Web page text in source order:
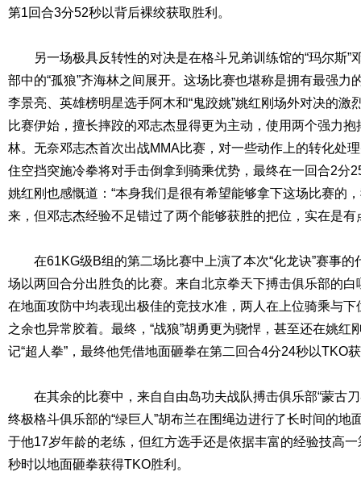
第1回合3分52秒以背后裸绞获取胜利。
另一场极具反转性的对决是在格斗兄弟训练馆的“玛尔斯”
部中的“孤狼”齐海林之间展开。这场比赛也堪称是拥有最强力
李景亮、英雄榜明星选手阿木和“鬼跤姚”姚红刚场外对决的激
比赛伊始，擅长摔跤的邓志杰显得更为主动，使用两个强力
林。无奈邓志杰首次出战MMA比赛，对一些动作上的转化处
住空挡突施冷拳将对手击倒拿到骑乘优势，最终在一回合2分
姚红刚也感慨道：“本身我们是很有希望能够拿下这场比赛的
来，但邓志杰经验不足错过了两个能够获胜的把位，实在是有
在61KG级B组的第二场比赛中上演了本次“化龙诀”赛事的
场以两回合分出胜负的比赛。来自北京拳天下搏击俱乐部的
在地面攻防中均表现出极佳的竞技水准，两人在上位骑乘与
之余也异常胶着。最终，“战狼”胡勇更为骁悍，甚至还在姚红
记“超人拳”，最终他凭借地面砸拳在第二回合4分24秒以TKO
在其余的比赛中，来自自由岛功夫战队搏击俱乐部“蒙古刀
终极格斗俱乐部的“绿巨人”胡布兰在围绳边进行了长时间的地
于他17岁年龄的老练，但红方选手还是依据丰富的经验技高
秒时以地面砸拳获得TKO胜利。